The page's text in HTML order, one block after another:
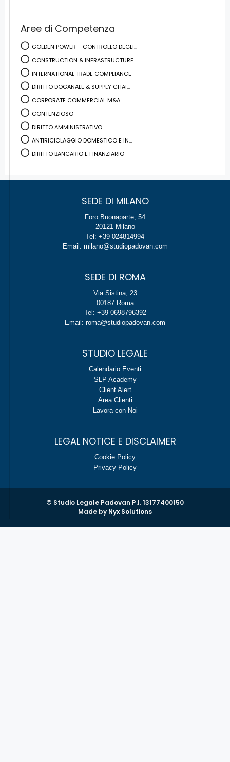
Aree di Competenza
GOLDEN POWER – CONTROLLO DEGLI...
CONSTRUCTION & INFRASTRUCTURE ...
INTERNATIONAL TRADE COMPLIANCE
DIRITTO DOGANALE & SUPPLY CHAI...
CORPORATE COMMERCIAL M&A
CONTENZIOSO
DIRITTO AMMINISTRATIVO
ANTIRICICLAGGIO DOMESTICO E IN...
DIRITTO BANCARIO E FINANZIARIO
SEDE DI MILANO
Foro Buonaparte, 54
20121 Milano
Tel: +39 024814994
Email: milano@studiopadovan.com
SEDE DI ROMA
Via Sistina, 23
00187 Roma
Tel: +39 0698796392
Email: roma@studiopadovan.com
STUDIO LEGALE
Calendario Eventi
SLP Academy
Client Alert
Area Clienti
Lavora con Noi
LEGAL NOTICE E DISCLAIMER
Cookie Policy
Privacy Policy
© Studio Legale Padovan P.I. 13177400150
Made by Nyx Solutions